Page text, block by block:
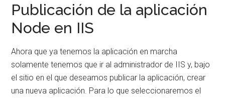
Publicación de la aplicación
Node en IIS
Ahora que ya tenemos la aplicación en marcha
solamente tenemos que ir al administrador de IIS y, bajo
el sitio en el que deseamos publicar la aplicación, crear
una nueva aplicación. Para lo que seleccionaremos el